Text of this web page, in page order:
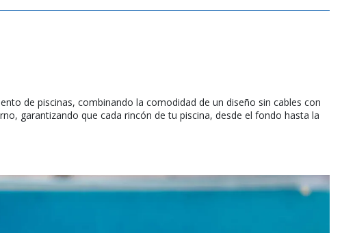
de piscinas, combinando la comodidad de un diseño sin cables con
garantizando que cada rincón de tu piscina, desde el fondo hasta la